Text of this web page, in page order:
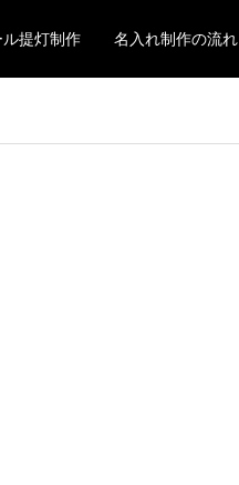
ル提灯制作 名入れ制作の流れ